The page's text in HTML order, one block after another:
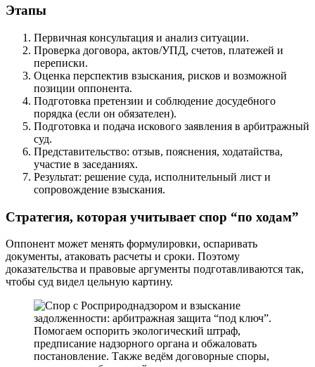
Этапы
Первичная консультация и анализ ситуации.
Проверка договора, актов/УПД, счетов, платежей и
переписки.
Оценка перспектив взыскания, рисков и возможной
позиции оппонента.
Подготовка претензии и соблюдение досудебного
порядка (если он обязателен).
Подготовка и подача искового заявления в арбитражный
суд.
Представительство: отзыв, пояснения, ходатайства,
участие в заседаниях.
Результат: решение суда, исполнительный лист и
сопровождение взыскания.
Стратегия, которая учитывает спор “по ходам”
Оппонент может менять формулировки, оспаривать
документы, атаковать расчеты и сроки. Поэтому
доказательства и правовые аргументы подготавливаются так,
чтобы суд видел цельную картину.